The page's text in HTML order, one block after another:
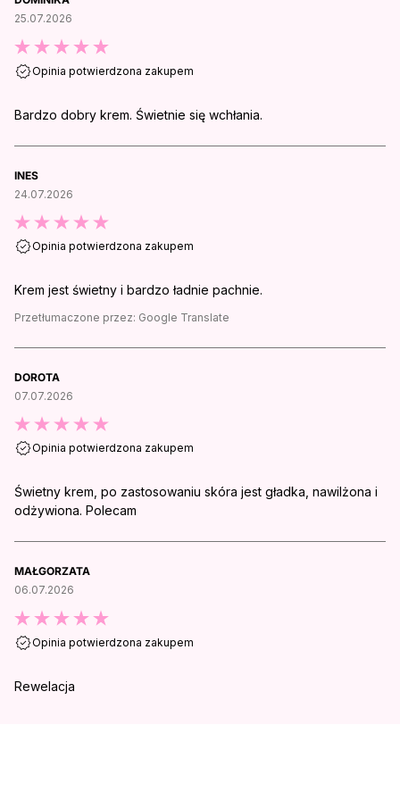
25.07.2026
Opinia potwierdzona zakupem
Bardzo dobry krem. Świetnie się wchłania.
INES
24.07.2026
Opinia potwierdzona zakupem
Krem jest świetny i bardzo ładnie pachnie.
Przetłumaczone przez: Google Translate
DOROTA
07.07.2026
Opinia potwierdzona zakupem
Świetny krem, po zastosowaniu skóra jest gładka, nawilżona i
odżywiona. Polecam
MAŁGORZATA
06.07.2026
Opinia potwierdzona zakupem
Rewelacja